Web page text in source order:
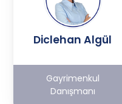
Diclehan Algül
Gayrimenkul
Danışmanı